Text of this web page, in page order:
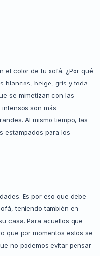
el color de tu sofá. ¿Por qué
blancos, beige, gris y toda
se mimetizan con las
son más
Al mismo tiempo, las
estampados para los
Es por eso que debe
teniendo también en
casa. Para aquellos que
que por momentos estos se
no podemos evitar pensar